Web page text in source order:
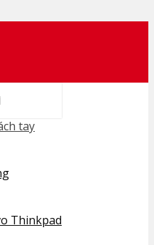
tay
Thinkpad